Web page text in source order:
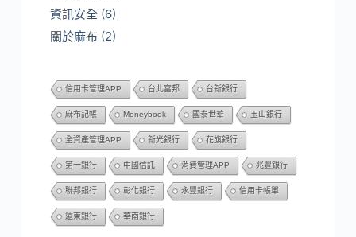
資訊安全(6)
關於麻布 (2)
信用卡管理APP 台北富邦 台新銀行
麻布記帳 Moneybook 國泰世華 玉山銀行
全資產管理APP 新光銀行 花旗銀行
第一銀行 中國信託 消費管理APP 兆豐銀行
聯邦銀行 彰化銀行 永豐銀行 信用卡帳單
遠東銀行 華南銀行